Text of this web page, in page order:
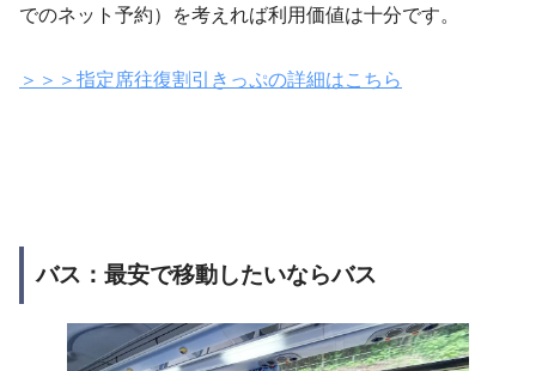
でのネット予約）を考えれば利用価値は十分です。
＞＞＞指定席往復割引きっぷの詳細はこちら
バス：最安で移動したいならバス